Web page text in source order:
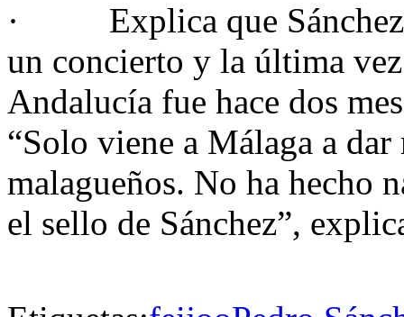
· Explica que Sánchez
un concierto y la última
Andalucía fue hace dos
“Solo viene a Málaga a
malagueños. No ha hecho
el sello de Sánchez”,